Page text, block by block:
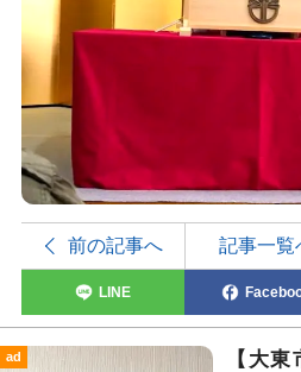
前の記事へ 記事一覧
LINE
ad
【大